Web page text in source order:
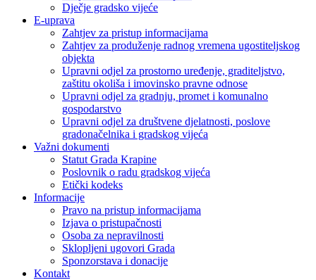
Dječje gradsko vijeće
E-uprava
Zahtjev za pristup informacijama
Zahtjev za produženje radnog vremena ugostiteljskog
objekta
Upravni odjel za prostorno uređenje, graditeljstvo,
zaštitu okoliša i imovinsko pravne odnose
Upravni odjel za gradnju, promet i komunalno
gospodarstvo
Upravni odjel za društvene djelatnosti, poslove
gradonačelnika i gradskog vijeća
Važni dokumenti
Statut Grada Krapine
Poslovnik o radu gradskog vijeća
Etički kodeks
Informacije
Pravo na pristup informacijama
Izjava o pristupačnosti
Osoba za nepravilnosti
Sklopljeni ugovori Grada
Sponzorstava i donacije
Kontakt